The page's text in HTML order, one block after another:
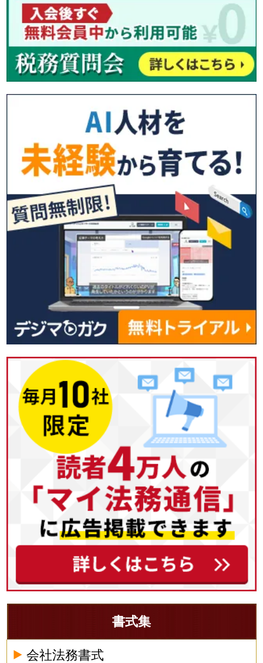
書式集
会社法務書式